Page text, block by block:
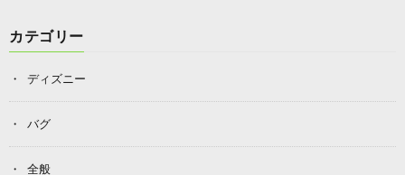
カテゴリー
ディズニー
バグ
全般